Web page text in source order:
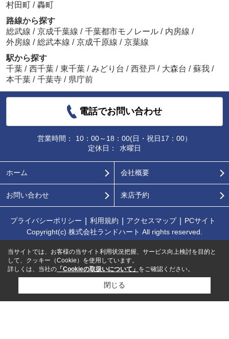
村田町 / 轟町
路線から探す
総武線 / 京成千葉線 / 千葉都市モノレール / 内房線 /
外房線 / 総武本線 / 京成千原線 / 京葉線
駅から探す
千葉 / 西千葉 / 東千葉 / みどり台 / 西登戸 / 大森台 / 蘇我 /
本千葉 / 千葉寺 / 県庁前
電話でお問い合わせ
営業時間：
10：00～18：00(日・祝日17：00）
定休日：
水曜日
ホーム 会社概要
お問い合わせ 来店予約
プライバシーポリシー 利用規約 アクセスマップ
PCサイト
Copyright(c) 株式会社ランドハート All rights reserved.
当サイトでは、お客様の当サイト利用状況把握、サービス向上検討を目的と
して、クッキー（Cookie）を使用しています。
詳しくは、当社の 「Cookieの取扱いについて」 をご確認ください。
閉じる